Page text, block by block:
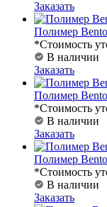
Заказать
Полимер
*Стоимость
В наличии
Заказать
Полимер
*Стоимость
В наличии
Заказать
Полимер
*Стоимость
В наличии
Заказать